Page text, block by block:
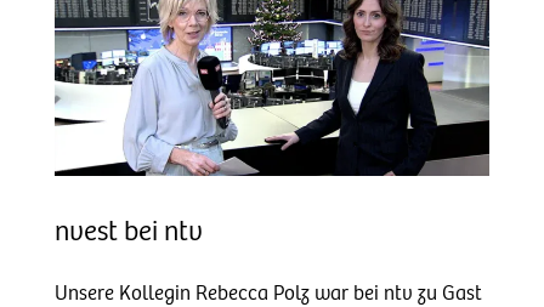
nvest bei ntv
Unsere Kollegin Rebecca Polz war bei ntv zu Gast